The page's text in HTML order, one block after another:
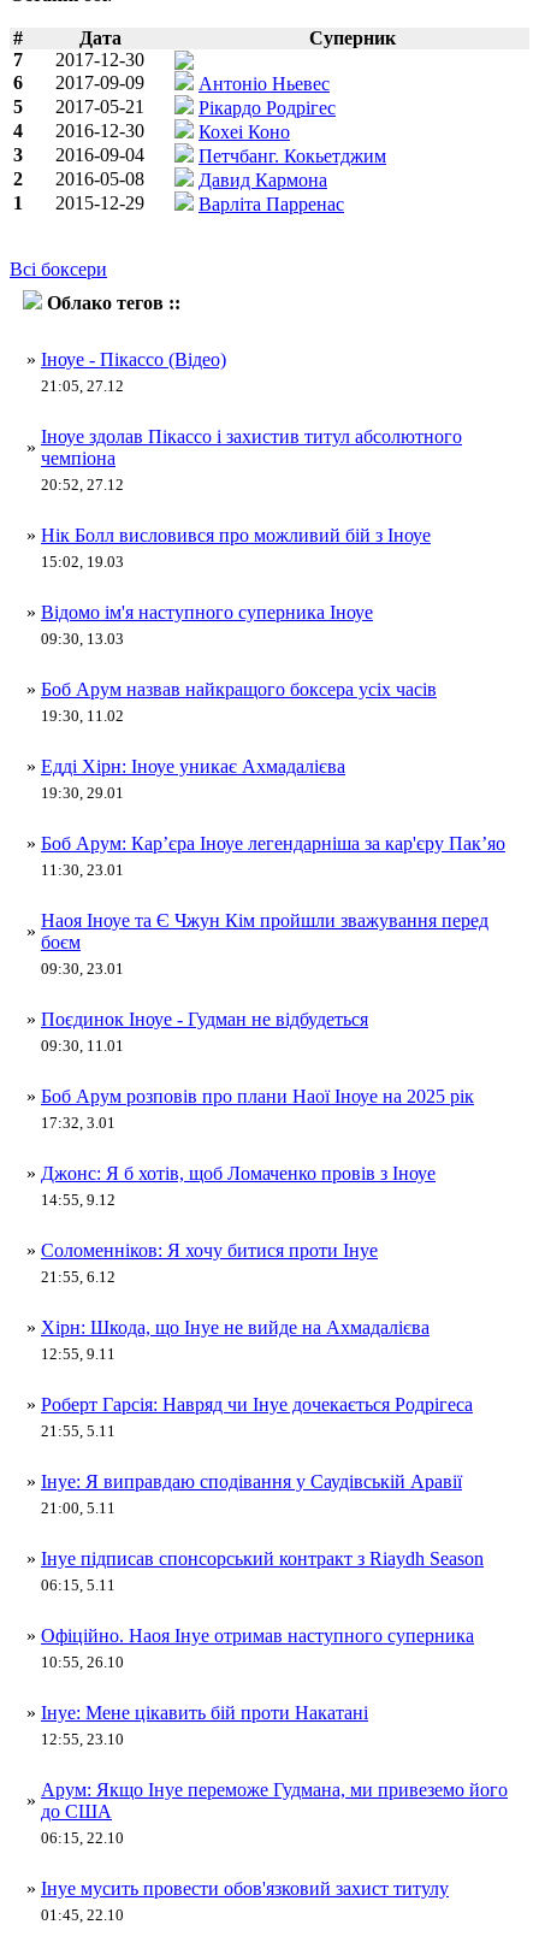
# Дата
Суперник
7
2017-12-30
6
2017-09-09
Антоніо Ньевес
5
2017-05-21
Рікардо Родрігес
4
2016-12-30
Кохеі Коно
3
2016-09-04
Петчбанг. Кокьетджим
2
2016-05-08
Давид Кармона
1
2015-12-29 Варліта Парренас
Всі боксери
Облако тегов ::
» Іноуе - Пікассо (Відео)
21:05, 27.12
»
Іноуе здолав Пікассо і захистив титул абсолютного
чемпіона
20:52, 27.12
» Нік Болл висловився про можливий бій з Іноуе
15:02, 19.03
» Відомо ім'я наступного суперника Іноуе
09:30, 13.03
» Боб Арум назвав найкращого боксера усіх часів
19:30, 11.02
» Едді Хірн: Іноуе уникає Ахмадалієва
19:30, 29.01
» Боб Арум: Кар’єра Іноуе легендарніша за кар'єру Пак’яо
11:30, 23.01
»
Наоя Іноуе та Є Чжун Кім пройшли зважування перед
боєм
09:30, 23.01
» Поєдинок Іноуе - Гудман не відбудеться
09:30, 11.01
» Боб Арум розповів про плани Наої Іноуе на 2025 рік
17:32, 3.01
» Джонс: Я б хотів, щоб Ломаченко провів з Іноуе
14:55, 9.12
» Соломенніков: Я хочу битися проти Інуе
21:55, 6.12
» Хірн: Шкода, що Інуе не вийде на Ахмадалієва
12:55, 9.11
» Роберт Гарсія: Навряд чи Інуе дочекається Родрігеса
21:55, 5.11
» Інуе: Я виправдаю сподівання у Саудівській Аравії
21:00, 5.11
» Інуе підписав спонсорський контракт з Riaydh Season
06:15, 5.11
» Офіційно. Наоя Інуе отримав наступного суперника
10:55, 26.10
» Інуе: Мене цікавить бій проти Накатані
12:55, 23.10
»
Арум: Якщо Інуе переможе Гудмана, ми привеземо його
до США
06:15, 22.10
» Інуе мусить провести обов'язковий захист титулу
01:45, 22.10